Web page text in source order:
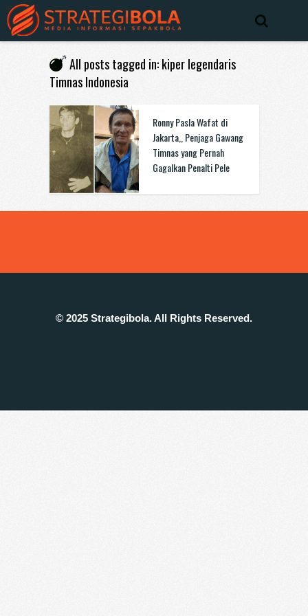
All posts tagged in: kiper legendaris
Timnas Indonesia
Ronny Pasla Wafat di
Jakarta,, Penjaga Gawang
Timnas yang Pernah
Gagalkan Penalti Pele
© 2025 Strategibola. All Rights Reserved.